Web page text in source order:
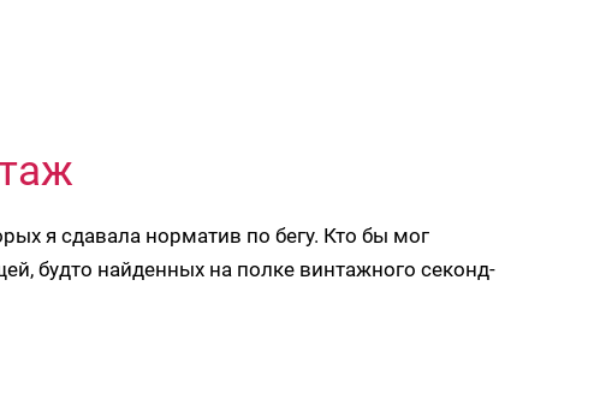
я сдавала норматив по бегу. Кто бы мог
будто найденных на полке винтажного секонд-